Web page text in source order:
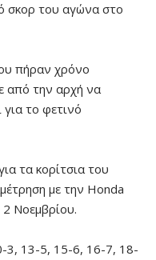
σκορ του αγώνα στο
πήραν χρόνο
από την αρχή να
για το φετινό
τα κορίτσια του
με την Honda
Νοεμβρίου.
3, 13-5, 15-6, 16-7, 18-